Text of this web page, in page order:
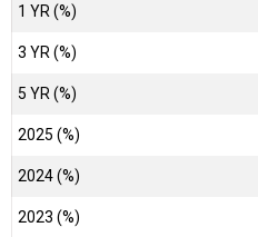
1 YR (%)
3 YR (%)
5 YR (%)
2025 (%)
2024 (%)
2023 (%)